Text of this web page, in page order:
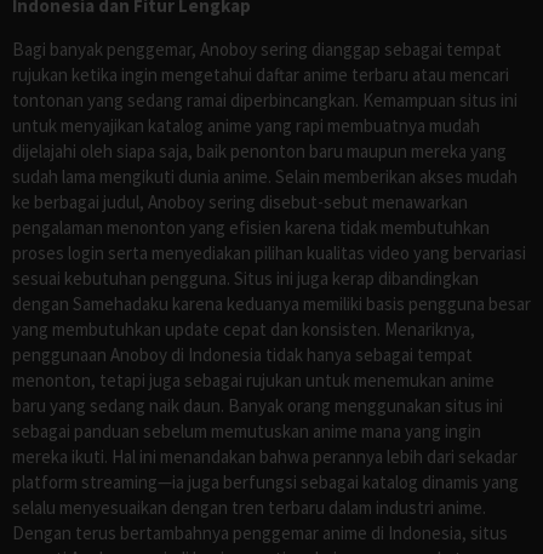
Indonesia dan Fitur Lengkap
Bagi banyak penggemar, Anoboy sering dianggap sebagai tempat
rujukan ketika ingin mengetahui daftar anime terbaru atau mencari
tontonan yang sedang ramai diperbincangkan. Kemampuan situs ini
untuk menyajikan katalog anime yang rapi membuatnya mudah
dijelajahi oleh siapa saja, baik penonton baru maupun mereka yang
sudah lama mengikuti dunia anime. Selain memberikan akses mudah
ke berbagai judul, Anoboy sering disebut-sebut menawarkan
pengalaman menonton yang efisien karena tidak membutuhkan
proses login serta menyediakan pilihan kualitas video yang bervariasi
sesuai kebutuhan pengguna. Situs ini juga kerap dibandingkan
dengan Samehadaku karena keduanya memiliki basis pengguna besar
yang membutuhkan update cepat dan konsisten. Menariknya,
penggunaan Anoboy di Indonesia tidak hanya sebagai tempat
menonton, tetapi juga sebagai rujukan untuk menemukan anime
baru yang sedang naik daun. Banyak orang menggunakan situs ini
sebagai panduan sebelum memutuskan anime mana yang ingin
mereka ikuti. Hal ini menandakan bahwa perannya lebih dari sekadar
platform streaming—ia juga berfungsi sebagai katalog dinamis yang
selalu menyesuaikan dengan tren terbaru dalam industri anime.
Dengan terus bertambahnya penggemar anime di Indonesia, situs